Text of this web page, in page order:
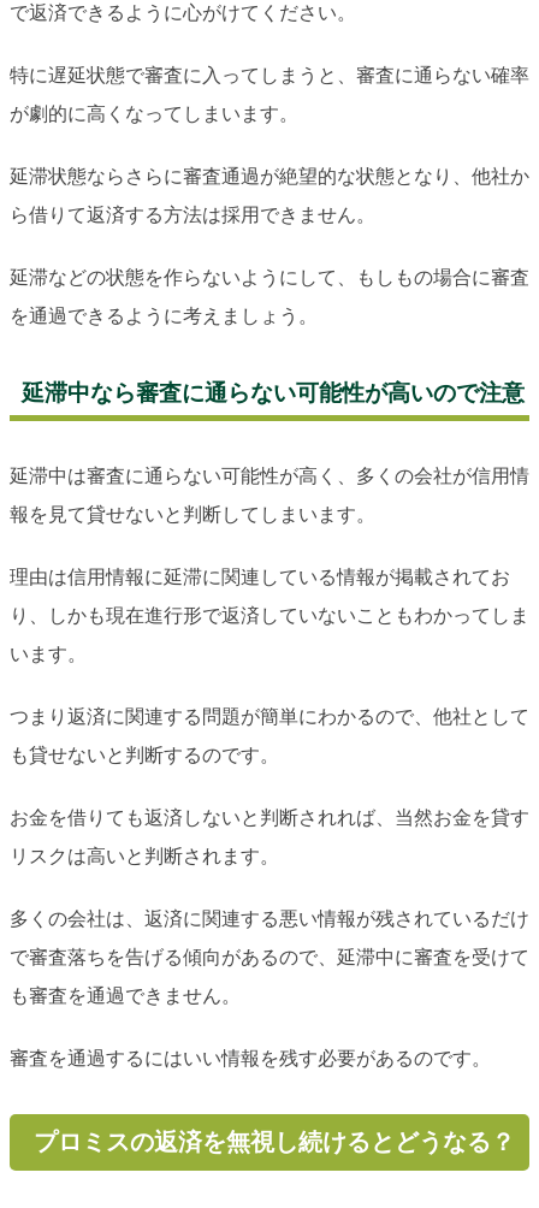
で返済できるように心がけてください。
特に遅延状態で審査に入ってしまうと、審査に通らない確率
が劇的に高くなってしまいます。
延滞状態ならさらに審査通過が絶望的な状態となり、他社か
ら借りて返済する方法は採用できません。
延滞などの状態を作らないようにして、もしもの場合に審査
を通過できるように考えましょう。
延滞中なら審査に通らない可能性が高いので注意
延滞中は審査に通らない可能性が高く、多くの会社が信用情
報を見て貸せないと判断してしまいます。
理由は信用情報に延滞に関連している情報が掲載されてお
り、しかも現在進行形で返済していないこともわかってしま
います。
つまり返済に関連する問題が簡単にわかるので、他社として
も貸せないと判断するのです。
お金を借りても返済しないと判断されれば、当然お金を貸す
リスクは高いと判断されます。
多くの会社は、返済に関連する悪い情報が残されているだけ
で審査落ちを告げる傾向があるので、延滞中に審査を受けて
も審査を通過できません。
審査を通過するにはいい情報を残す必要があるのです。
プロミスの返済を無視し続けるとどうなる？